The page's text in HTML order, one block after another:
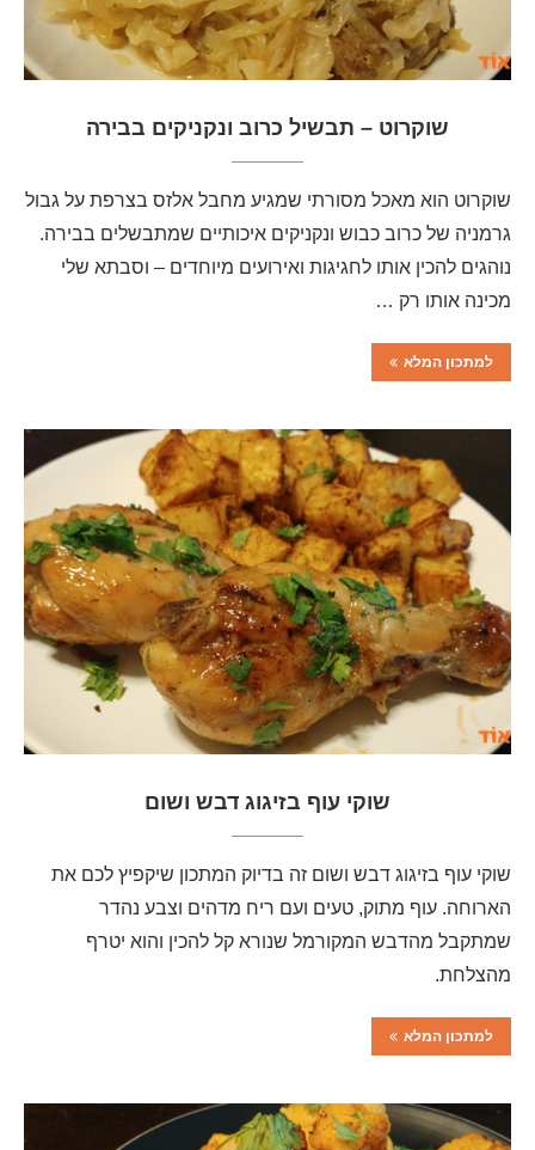
שוקרוט – תבשיל כרוב ונקניקים בבירה
שוקרוט הוא מאכל מסורתי שמגיע מחבל אלזס בצרפת על גבול
גרמניה של כרוב כבוש ונקניקים איכותיים שמתבשלים בבירה.
נוהגים להכין אותו לחגיגות ואירועים מיוחדים – וסבתא שלי
מכינה אותו רק …
למתכון המלא
שוקי עוף בזיגוג דבש ושום
שוקי עוף בזיגוג דבש ושום זה בדיוק המתכון שיקפיץ לכם את
הארוחה. עוף מתוק, טעים ועם ריח מדהים וצבע נהדר
שמתקבל מהדבש המקורמל שנורא קל להכין והוא יטרף
מהצלחת.
למתכון המלא